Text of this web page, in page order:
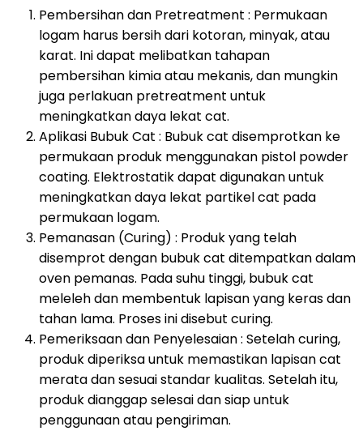
Pembersihan dan Pretreatment : Permukaan
logam harus bersih dari kotoran, minyak, atau
karat. Ini dapat melibatkan tahapan
pembersihan kimia atau mekanis, dan mungkin
juga perlakuan pretreatment untuk
meningkatkan daya lekat cat.
Aplikasi Bubuk Cat : Bubuk cat disemprotkan ke
permukaan produk menggunakan pistol powder
coating. Elektrostatik dapat digunakan untuk
meningkatkan daya lekat partikel cat pada
permukaan logam.
Pemanasan (Curing) : Produk yang telah
disemprot dengan bubuk cat ditempatkan dalam
oven pemanas. Pada suhu tinggi, bubuk cat
meleleh dan membentuk lapisan yang keras dan
tahan lama. Proses ini disebut curing.
Pemeriksaan dan Penyelesaian : Setelah curing,
produk diperiksa untuk memastikan lapisan cat
merata dan sesuai standar kualitas. Setelah itu,
produk dianggap selesai dan siap untuk
penggunaan atau pengiriman.